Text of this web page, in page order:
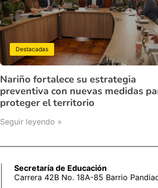
Destacadas
Nariño fortalece su estrategia
preventiva con nuevas medidas
proteger el territorio
Seguir leyendo »
Secretaría de Educación
Carrera 42B No. 18A-85 Barrio